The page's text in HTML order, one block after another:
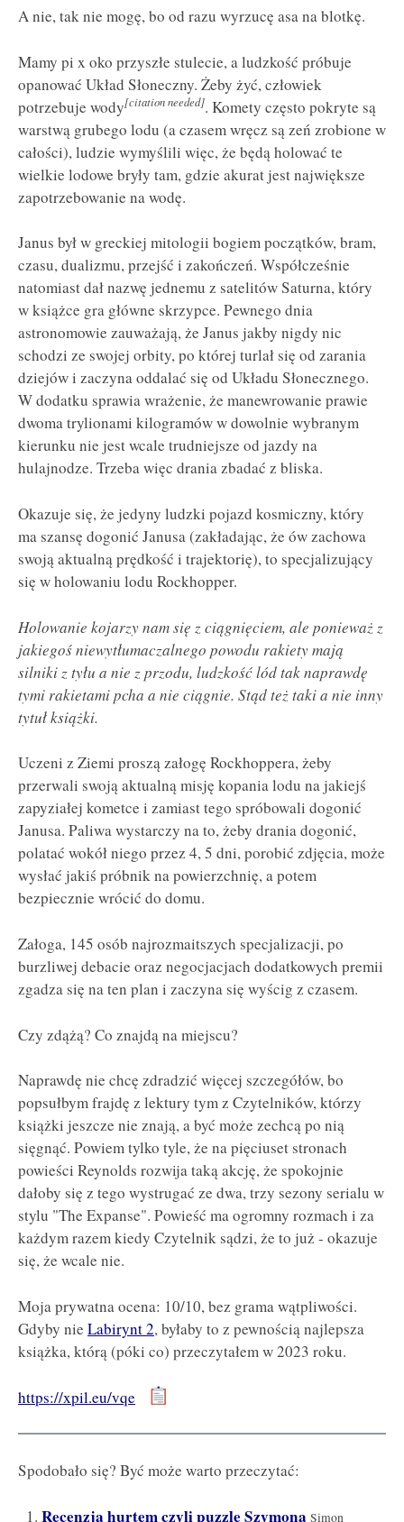
A nie, tak nie mogę, bo od razu wyrzucę asa na blotkę.
Mamy pi x oko przyszłe stulecie, a ludzkość próbuje
opanować Układ Słoneczny. Żeby żyć, człowiek
potrzebuje wody[citation needed]. Komety często pokryte są
warstwą grubego lodu (a czasem wręcz są zeń zrobione w
całości), ludzie wymyślili więc, że będą holować te
wielkie lodowe bryły tam, gdzie akurat jest największe
zapotrzebowanie na wodę.
Janus był w greckiej mitologii bogiem początków, bram,
czasu, dualizmu, przejść i zakończeń. Współcześnie
natomiast dał nazwę jednemu z satelitów Saturna, który
w książce gra główne skrzypce. Pewnego dnia
astronomowie zauważają, że Janus jakby nigdy nic
schodzi ze swojej orbity, po której turlał się od zarania
dziejów i zaczyna oddalać się od Układu Słonecznego.
W dodatku sprawia wrażenie, że manewrowanie prawie
dwoma trylionami kilogramów w dowolnie wybranym
kierunku nie jest wcale trudniejsze od jazdy na
hulajnodze. Trzeba więc drania zbadać z bliska.
Okazuje się, że jedyny ludzki pojazd kosmiczny, który
ma szansę dogonić Janusa (zakładając, że ów zachowa
swoją aktualną prędkość i trajektorię), to specjalizujący
się w holowaniu lodu Rockhopper.
Holowanie kojarzy nam się z ciągnięciem, ale ponieważ z
jakiegoś niewytłumaczalnego powodu rakiety mają
silniki z tyłu a nie z przodu, ludzkość lód tak naprawdę
tymi rakietami pcha a nie ciągnie. Stąd też taki a nie inny
tytuł książki.
Uczeni z Ziemi proszą załogę Rockhoppera, żeby
przerwali swoją aktualną misję kopania lodu na jakiejś
zapyziałej kometce i zamiast tego spróbowali dogonić
Janusa. Paliwa wystarczy na to, żeby drania dogonić,
polatać wokół niego przez 4, 5 dni, porobić zdjęcia, może
wysłać jakiś próbnik na powierzchnię, a potem
bezpiecznie wrócić do domu.
Załoga, 145 osób najrozmaitszych specjalizacji, po
burzliwej debacie oraz negocjacjach dodatkowych premii
zgadza się na ten plan i zaczyna się wyścig z czasem.
Czy zdążą? Co znajdą na miejscu?
Naprawdę nie chcę zdradzić więcej szczegółów, bo
popsułbym frajdę z lektury tym z Czytelników, którzy
książki jeszcze nie znają, a być może zechcą po nią
sięgnąć. Powiem tylko tyle, że na pięciuset stronach
powieści Reynolds rozwija taką akcję, że spokojnie
dałoby się z tego wystrugać ze dwa, trzy sezony serialu w
stylu "The Expanse". Powieść ma ogromny rozmach i za
każdym razem kiedy Czytelnik sądzi, że to już - okazuje
się, że wcale nie.
Moja prywatna ocena: 10/10, bez grama wątpliwości.
Gdyby nie Labirynt 2, byłaby to z pewnością najlepsza
książka, którą (póki co) przeczytałem w 2023 roku.
https://xpil.eu/vqe
Spodobało się? Być może warto przeczytać:
Recenzja hurtem czyli puzzle Szymona Simon